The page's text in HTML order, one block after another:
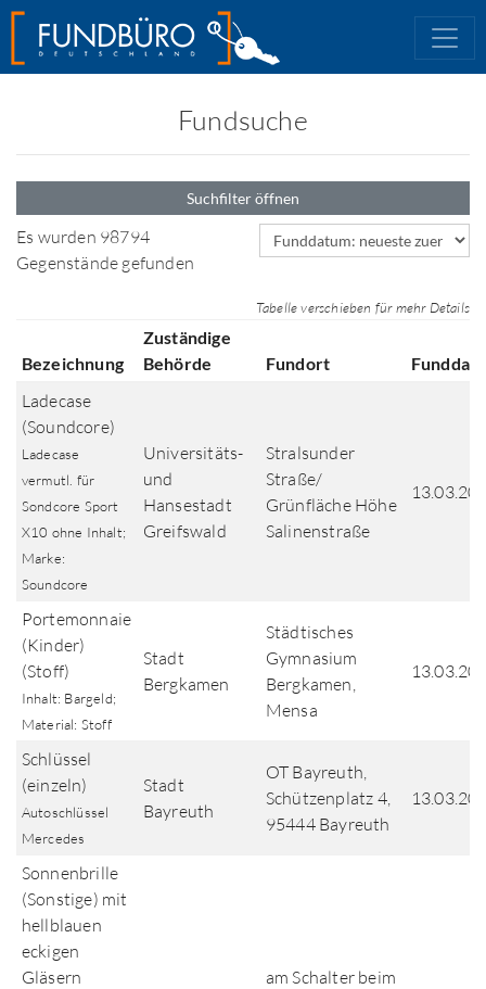
Fundsuche
Suchfilter öffnen
Es wurden 98794
Gegenstände gefunden
Sortierfeld
Tabelle verschieben für mehr Details
Bezeichnung
Zuständige
Behörde
Fundort
Ladecase
(Soundcore)
Ladecase
vermutl. für
Sondcore Sport
X10 ohne Inhalt;
Marke:
Soundcore
Universitäts-
und
Hansestadt
Greifswald
Stralsunder
Straße/
Grünfläche Höhe
Salinenstraße
Portemonnaie
(Kinder)
(Stoff)
Inhalt: Bargeld;
Material: Stoff
Stadt
Bergkamen
Städtisches
Gymnasium
Bergkamen,
Mensa
Schlüssel
(einzeln)
Autoschlüssel
Mercedes
Stadt
Bayreuth
OT Bayreuth,
Schützenplatz 4,
95444 Bayreuth
Sonnenbrille
(Sonstige) mit
hellblauen
eckigen
Gläsern
am Schalter beim